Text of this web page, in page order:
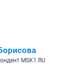
MSK1.RU